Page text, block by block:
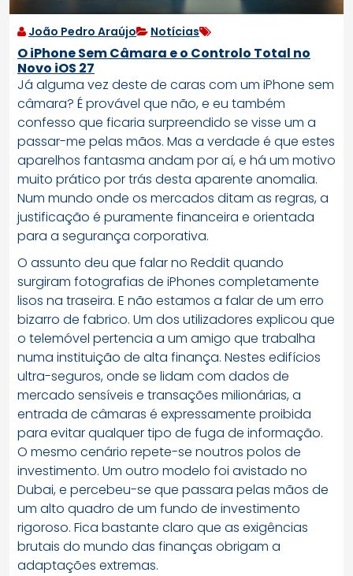
João Pedro Araújo Notícias
O iPhone Sem Câmara e o Controlo Total no
Novo iOS 27
Já alguma vez deste de caras com um iPhone sem
câmara? É provável que não, e eu também
confesso que ficaria surpreendido se visse um a
passar-me pelas mãos. Mas a verdade é que estes
aparelhos fantasma andam por aí, e há um motivo
muito prático por trás desta aparente anomalia.
Num mundo onde os mercados ditam as regras, a
justificação é puramente financeira e orientada
para a segurança corporativa.
O assunto deu que falar no Reddit quando
surgiram fotografias de iPhones completamente
lisos na traseira. E não estamos a falar de um erro
bizarro de fabrico. Um dos utilizadores explicou que
o telemóvel pertencia a um amigo que trabalha
numa instituição de alta finança. Nestes edifícios
ultra-seguros, onde se lidam com dados de
mercado sensíveis e transações milionárias, a
entrada de câmaras é expressamente proibida
para evitar qualquer tipo de fuga de informação.
O mesmo cenário repete-se noutros polos de
investimento. Um outro modelo foi avistado no
Dubai, e percebeu-se que passara pelas mãos de
um alto quadro de um fundo de investimento
rigoroso. Fica bastante claro que as exigências
brutais do mundo das finanças obrigam a
adaptações extremas.